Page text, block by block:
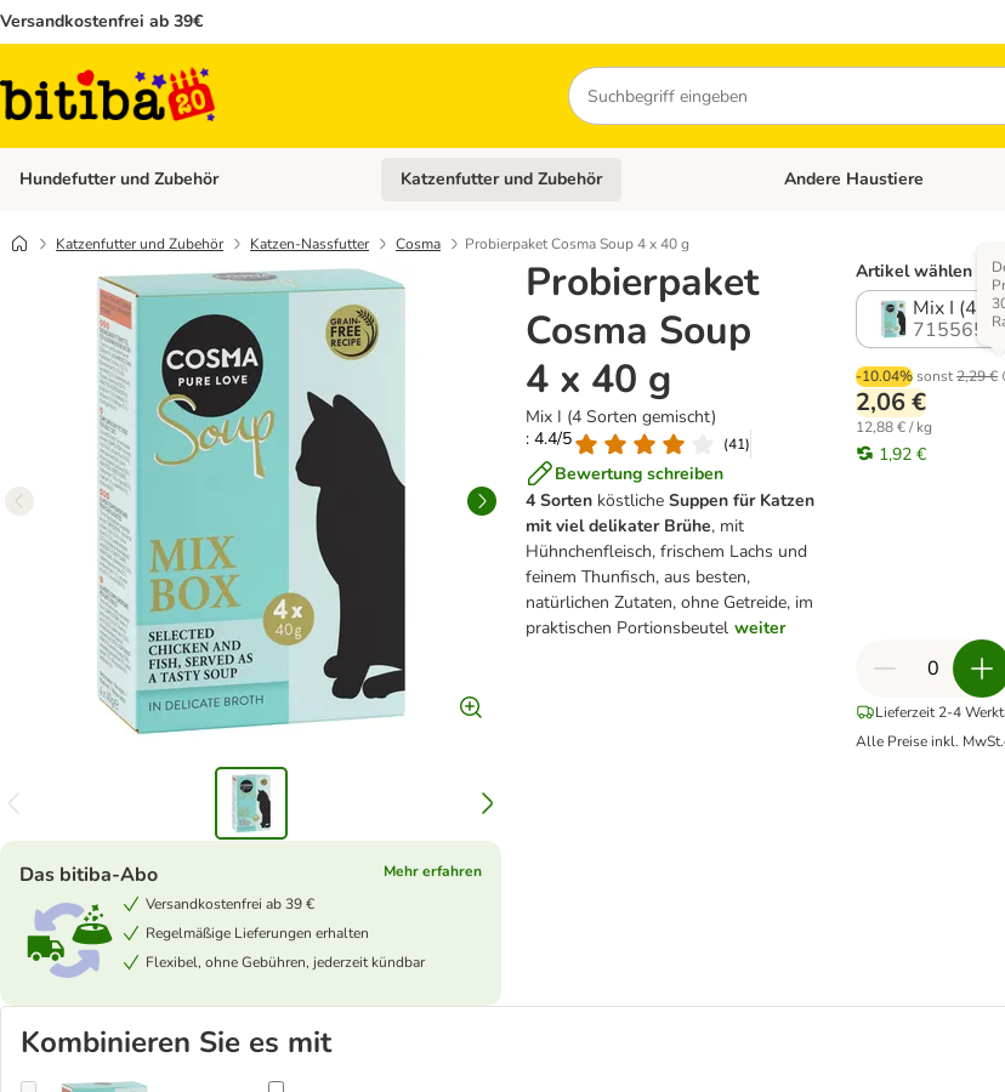
Versandkostenfrei ab 39€
Suchen
Hundefutter und Zubehör Kategorie-Menü öffnen: Hundefutter und Zubehör
Katzenfutter und Zubehör Kategorie-Menü öffnen:
Andere Haustiere
Katzenfutter und Zubehör Katzen-Nassfutter Cosma Probierpaket Cosma Soup 4 x 40 g
Probierpaket
Cosma Soup
4 x 40 g
Mix I (4 Sorten gemischt)
: 4.4/5
(41)
Bewertung schreiben
4 Sorten köstlicheSuppen für Katzen
mit viel delikater Brühe, mit
Hühnchenfleisch, frischem Lachs und
feinem Thunfisch, aus besten,
natürlichen Zutaten, ohne Getreide, im
praktischen Portionsbeutel weiter
Das bitiba-Abo
Mehr erfahren
Versandkostenfrei ab 39 €
Regelmäßige Lieferungen erhalten
Flexibel, ohne Gebühren, jederzeit kündbar
Artikel wählen (2
Mix I (4
715565.0
-10.04%sonst2,29 €
2,06 €
12,88 € / kg
1,92 €
Lieferzeit 2-4
Alle Preise inkl. MwSt.
Kombinieren Sie es mit